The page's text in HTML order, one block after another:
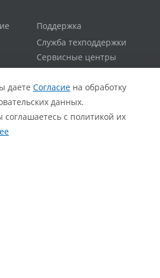
Поддержка
Служба техподдержки
Сервисные центры
Гарантийная политика
Расширенная гарантия
Статус ремонта
FAQ
даете Согласие на обработку
данных.
соглашаетесь с политикой их